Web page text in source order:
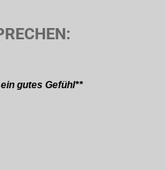
gutes Gefühl**